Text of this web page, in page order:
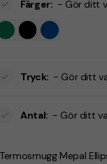
Färger: - Gör ditt
Tryck: - Gör ditt
Antal: - Gör ditt
Termosmugg Mepal